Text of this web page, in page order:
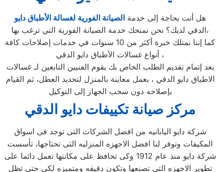
هل أنت بحاجة إلى خدمة الصيانة الفورية لغسالة الأطباق دايو
الدقي لديك؟ نحن نمنحك خدمة الصيانة الفورية التي ترغب بها،
كما إننا نمتلك خبرة أكثر من 10 سنوات في خدمات إصلاحات كافة
أنواع غسالات الأطباق دايو الدقي ،
بعد إتمام تقديم الطلب الخاص بك يقوم الفنيين التابعين لـ غسالات
الاطباق دايو الدقي ، بعمل معاينة بالمنزل لتحديد العطل، ثم القيام
بإصلاحه دون سحب الجهاز إلى التوكيل
مركز صيانة تكييفات دايو الدقي
شركة دايو اليابانيه من افضل الشركات التى توجد فى اسواق
المكيفات وتوفر لنا افضل الاجهزه المنزليه التى تحتاجها، تأسست
شركة دايو منذ عام 1912 وكى تحافظ على مكانتها تعمل دائما على
تطوير الاجهزه التى تصنعها وتكون دقيقه ومتميزه لكى حتى تظل